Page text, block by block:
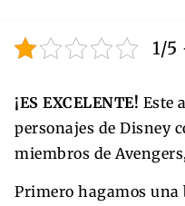
1/5
¡ES EXCELENTE! Este
personajes de Disney
miembros de
Primero hagamos